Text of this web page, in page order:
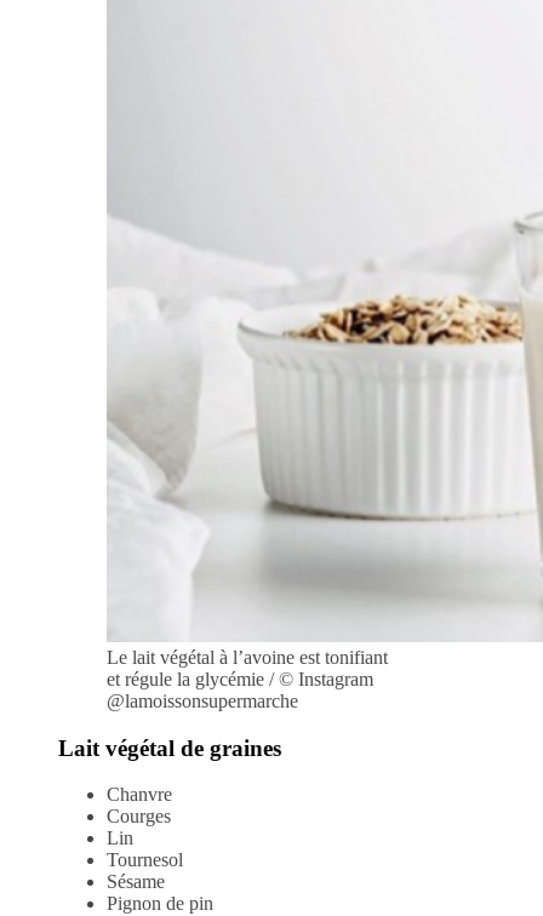
Le lait végétal à l’avoine est tonifiant
et régule la glycémie / © Instagram
@lamoissonsupermarche
Lait végétal de graines
Chanvre
Courges
Lin
Tournesol
Sésame
Pignon de pin